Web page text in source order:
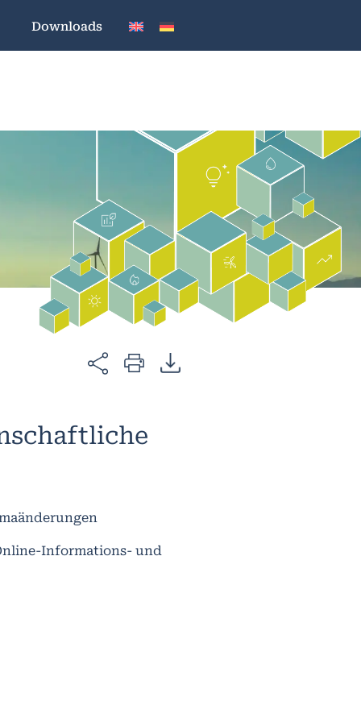
Downloads
Informations- und